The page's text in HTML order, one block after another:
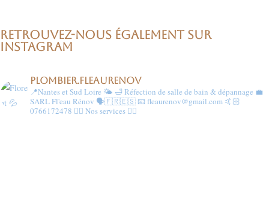
RETROUVEZ-NOUS ÉGALEMENT SUR
INSTAGRAM
PLOMBIER.FLEAURENOV
📍Nantes et Sud Loire 🌤️ 🛁 Réfection de salle de bain & dépannage 💼
SARL Fl'eau Rénov 🗣️🇫🇷🇪🇸 📧 fleaurenov@gmail.com 🤙🏻
0766172478 👇🏻 Nos services 👇🏻